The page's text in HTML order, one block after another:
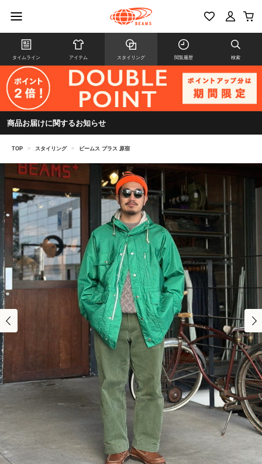
タイムライン アイテム スタイリング 閲覧履歴 検索
商品お届けに関するお知らせ
TOP > スタイリング > ビームス プラス 原宿